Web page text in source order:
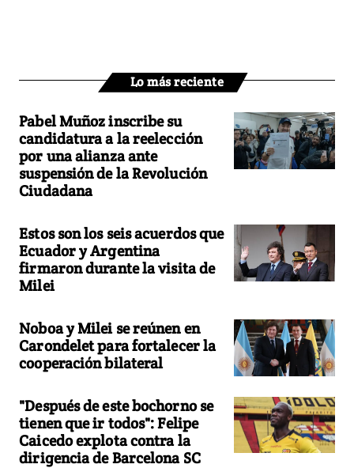
Lo más reciente
Pabel Muñoz inscribe su
candidatura a la reelección
por una alianza ante
suspensión de la Revolución
Ciudadana
Estos son los seis acuerdos que
Ecuador y Argentina
firmaron durante la visita de
Milei
Noboa y Milei se reúnen en
Carondelet para fortalecer la
cooperación bilateral
"Después de este bochorno se
tienen que ir todos": Felipe
Caicedo explota contra la
dirigencia de Barcelona SC